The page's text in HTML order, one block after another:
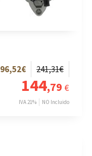
96,52€ 241,31€
144,79 €
IVA 21% NO Incluido